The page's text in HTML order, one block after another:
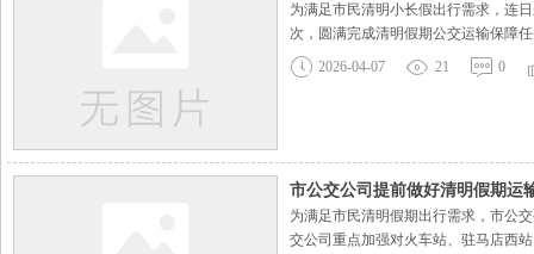
为满足市民清明小长假出行需求，连
次，圆满完成清明假期公交运输保障
及公园周边线路的运力调配。通过
全运营，该公司开展安全生产大检查
2026-04-07 21 0
市公交公司提前做好清明假期运
为满足市民清明假期出行需求，市公
交公司重点加强对火车站、驻马店西